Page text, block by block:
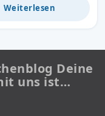
Weiterlesen
Deine
uns ist…